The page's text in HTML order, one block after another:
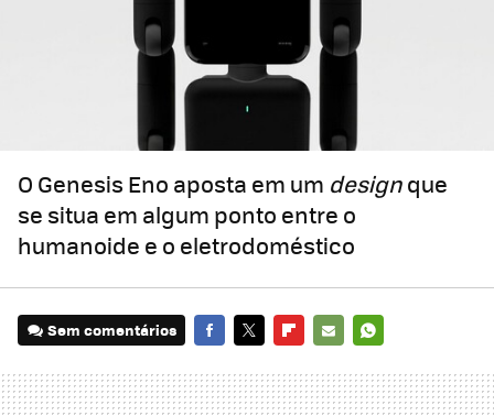
O Genesis Eno aposta em um designque
se situa em algum ponto entre o
humanoide e o eletrodoméstico
Sem comentários
MAIL